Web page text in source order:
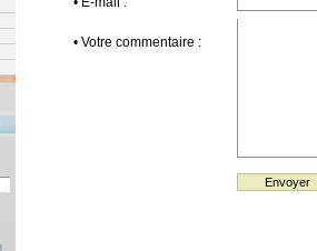
• Votre commentaire :